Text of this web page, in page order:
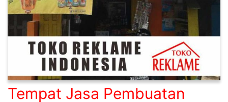
Tempat Jasa Pembuatan